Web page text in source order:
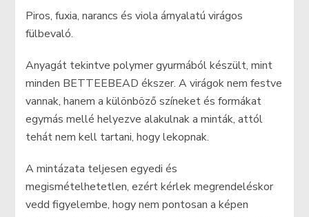
Piros, fuxia, narancs és viola árnyalatú virágos
fülbevaló.
Anyagát tekintve polymer gyurmából készült, mint
minden BETTEEBEAD ékszer. A virágok nem festve
vannak, hanem a különböző színeket és formákat
egymás mellé helyezve alakulnak a minták, attól
tehát nem kell tartani, hogy lekopnak.
A mintázata teljesen egyedi és
megismételhetetlen, ezért kérlek megrendeléskor
vedd figyelembe, hogy nem pontosan a képen